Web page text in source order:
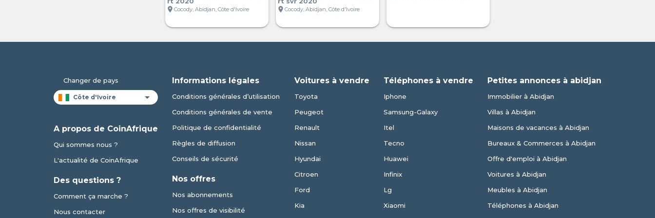
location_on Cocody, Abidjan, Côte d'Ivoire
location_on Cocody, Abidjan, Côte d'Ivoire
Changer de pays
A propos de CoinAfrique
Qui sommes nous ?
L'actualité de CoinAfrique
Des questions ?
Comment ça marche ?
Nous contacter
Informations légales
Conditions générales d’utilisation
Conditions générales de vente
Politique de confidentialité
Règles de diffusion
Conseils de sécurité
Nos offres
Nos abonnements
Nos offres de visibilité
Voitures à vendre
Toyota
Peugeot
Renault
Nissan
Hyundai
Citroen
Ford
Kia
Téléphones à vendre
Iphone
Samsung-Galaxy
Itel
Tecno
Huawei
Infinix
Lg
Xiaomi
Petites annonces à abidjan
Immobilier à Abidjan
Villas à Abidjan
Maisons de vacances à Abidjan
Bureaux & Commerces à Abidjan
Offre d'emploi à Abidjan
Voitures à Abidjan
Meubles à Abidjan
Téléphones à Abidjan